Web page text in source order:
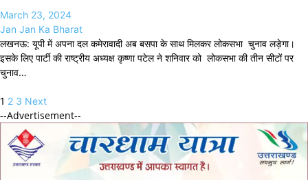
March 23, 2024
Jan Jan Ka Bharat
लखनऊ: यूपी में अपना दल कमेरावादी अब बसपा के साथ मिलकर लोकसभा चुनाव लड़ेगा।
इसके लिए पार्टी की राष्ट्रीय अध्यक्ष कृष्णा पटेल ने शनिवार को लोकसभा की तीन सीटों पर
चुनाव…
Posts
pagination
1 2 3 Next
--Advertisement--